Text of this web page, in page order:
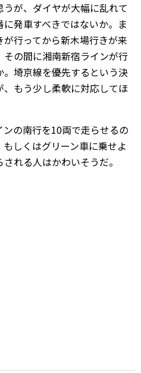
が、ダイヤが大幅に乱れて
発車すべきではないか。ま
行ってから新木場行きが来
の間に湘南新宿ラインが行
埼京線を優先するという決
もう少し柔軟に対応してほ
の南行を10両で走らせるの
しくはグリーン車に乗せよ
れる人はかわいそうだ。